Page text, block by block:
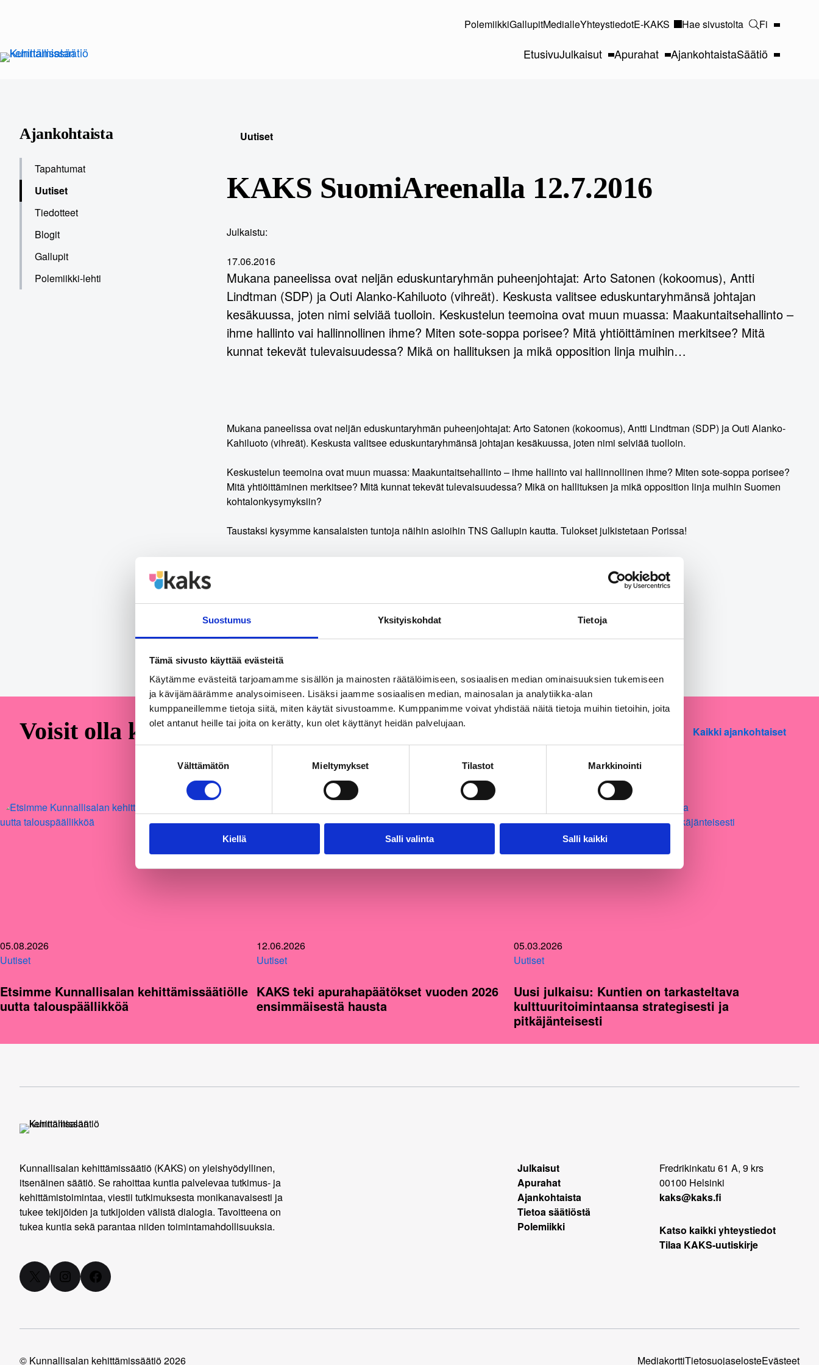
Suostumus Yksityiskohdat Tietoja
Tämä sivusto käyttää evästeitä
Käytämme evästeitä tarjoamamme sisällön ja mainosten räätälöimiseen, sosiaalisen median ominaisuuksien tukemiseen
ja kävijämäärämme analysoimiseen. Lisäksi jaamme sosiaalisen median, mainosalan ja analytiikka-alan
kumppaneillemme tietoja siitä, miten käytät sivustoamme. Kumppanimme voivat yhdistää näitä tietoja muihin tietoihin, joita
olet antanut heille tai joita on kerätty, kun olet käyttänyt heidän palvelujaan.
Välttämätön Mieltymykset Tilastot Markkinointi
Kiellä Salli valinta Salli kaikki
PolemiikkiGallupitMedialleYhteystiedotE-KAKS Hae sivustolta Fi
EtusivuJulkaisut Apurahat AjankohtaistaSäätiö
Uutiset
KAKS SuomiAreenalla 12.7.2016
Julkaistu:
17.06.2016
Mukana paneelissa ovat neljän eduskuntaryhmän puheenjohtajat: Arto Satonen (kokoomus), Antti
Lindtman (SDP) ja Outi Alanko-Kahiluoto (vihreät). Keskusta valitsee eduskuntaryhmänsä johtajan
kesäkuussa, joten nimi selviää tuolloin. Keskustelun teemoina ovat muun muassa: Maakuntaitsehallinto –
ihme hallinto vai hallinnollinen ihme? Miten sote-soppa porisee? Mitä yhtiöittäminen merkitsee? Mitä
kunnat tekevät tulevaisuudessa? Mikä on hallituksen ja mikä opposition linja muihin…
Mukana paneelissa ovat neljän eduskuntaryhmän puheenjohtajat: Arto Satonen (kokoomus), Antti Lindtman (SDP) ja Outi Alanko-
Kahiluoto (vihreät). Keskusta valitsee eduskuntaryhmänsä johtajan kesäkuussa, joten nimi selviää tuolloin.
Keskustelun teemoina ovat muun muassa: Maakuntaitsehallinto – ihme hallinto vai hallinnollinen ihme? Miten sote-soppa porisee?
Mitä yhtiöittäminen merkitsee? Mitä kunnat tekevät tulevaisuudessa? Mikä on hallituksen ja mikä opposition linja muihin Suomen
kohtalonkysymyksiin?
Taustaksi kysymme kansalaisten tuntoja näihin asioihin TNS Gallupin kautta. Tulokset julkistetaan Porissa!
Share on Facebook
Ajankohtaista
Tapahtumat
Uutiset
Tiedotteet
Blogit
Gallupit
Polemiikki-lehti
Voisit olla kiinnostunut myös näistä Kaikki ajankohtaiset
05.08.2026
Uutiset
Etsimme Kunnallisalan kehittämissäätiölle
uutta talouspäällikköä
12.06.2026
Uutiset
KAKS teki apurahapäätökset vuoden 2026
ensimmäisestä hausta
05.03.2026
Uutiset
Uusi julkaisu: Kuntien on tarkasteltava
kulttuuritoimintaansa strategisesti ja
pitkäjänteisesti
Kunnallisalan kehittämissäätiö (KAKS) on yleishyödyllinen,
itsenäinen säätiö. Se rahoittaa kuntia palvelevaa tutkimus- ja
kehittämistoimintaa, viestii tutkimuksesta monikanavaisesti ja
tukee tekijöiden ja tutkijoiden välistä dialogia. Tavoitteena on
tukea kuntia sekä parantaa niiden toimintamahdollisuuksia.
X Instagram Facebook
Julkaisut
Apurahat
Ajankohtaista
Tietoa säätiöstä
Polemiikki
Fredrikinkatu 61 A, 9 krs
00100 Helsinki
kaks@kaks.fi
Katso kaikki yhteystiedot
Tilaa KAKS-uutiskirje
© Kunnallisalan kehittämissäätiö 2026 MediakorttiTietosuojaselosteEvästeet